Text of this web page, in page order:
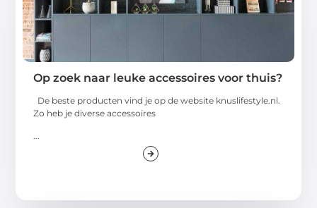
Op zoek naar leuke accessoires voor thuis?
De beste producten vind je op de website knuslifestyle.nl.
Zo heb je diverse accessoires
...